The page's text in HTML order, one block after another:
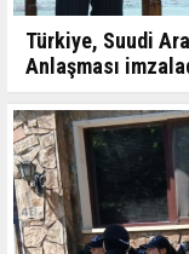
Türkiye, Suudi
Anlaşması